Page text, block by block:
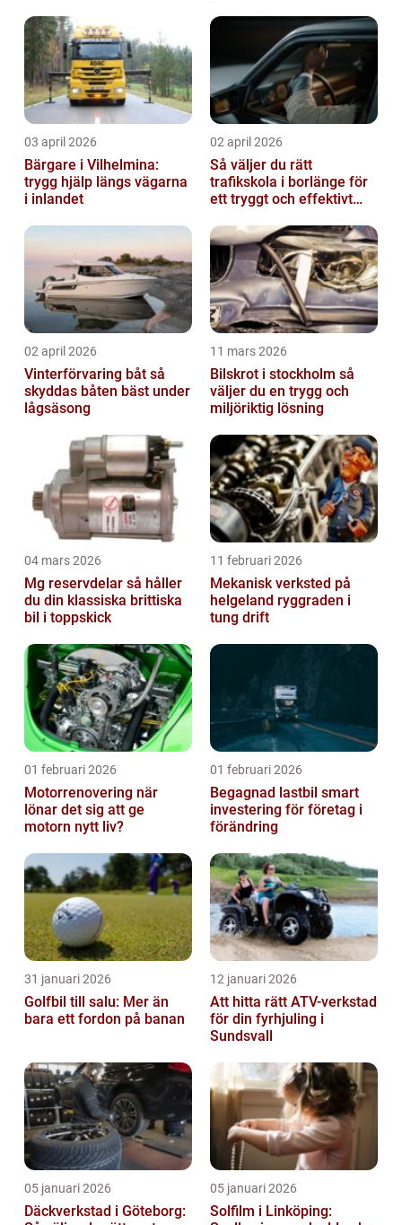
03 april 2026
Bärgare i Vilhelmina:
trygg hjälp längs vägarna
i inlandet
02 april 2026
Så väljer du rätt
trafikskola i borlänge för
ett tryggt och effektivt
02 april 2026
Vinterförvaring båt så
skyddas båten bäst under
lågsäsong
11 mars 2026
Bilskrot i stockholm så
väljer du en trygg och
miljöriktig lösning
04 mars 2026
Mg reservdelar så håller
du din klassiska brittiska
bil i toppskick
11 februari 2026
Mekanisk verksted på
helgeland ryggraden i
tung drift
01 februari 2026
Motorrenovering när
lönar det sig att ge
motorn nytt liv?
01 februari 2026
Begagnad lastbil smart
investering för företag i
förändring
31 januari 2026
Golfbil till salu: Mer än
bara ett fordon på banan
12 januari 2026
Att hitta rätt ATV-verkstad
för din fyrhjuling i
Sundsvall
05 januari 2026
Däckverkstad i Göteborg:
05 januari 2026
Solfilm i Linköping: